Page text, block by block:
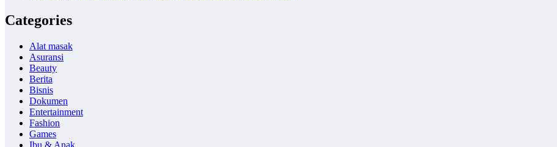
Categories
Alat masak
Asuransi
Beauty
Berita
Bisnis
Dokumen
Entertainment
Fashion
Games
Ibu & Anak